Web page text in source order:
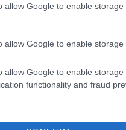
allow Google to enable
allow Google to enable storage
allow Google to enable
functionality and fraud